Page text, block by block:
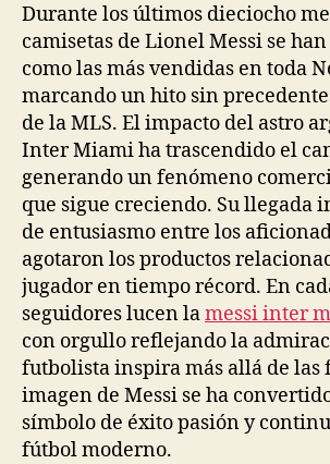
Durante los últimos dieciocho
camisetas de Lionel Messi se
como las más vendidas en toda
marcando un hito sin
de la MLS. El impacto del astro
Inter Miami ha trascendido el
generando un fenómeno
que sigue creciendo. Su llegada
de entusiasmo entre los
agotaron los productos
jugador en tiempo récord. En
seguidores lucen lamessi inter
con orgullo reflejando la
futbolista inspira más allá de las
imagen de Messi se ha
símbolo de éxito pasión y
fútbol moderno.